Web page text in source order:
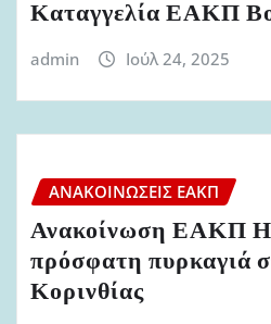
Καταγγελία ΕΑΚΠ
admin Ιούλ 24, 2025
ΑΝΑΚΟΙΝΏΣΕΙΣ ΕΑΚΠ
Ανακοίνωση ΕΑΚΠ
πρόσφατη πυρκαγιά
Κορινθίας